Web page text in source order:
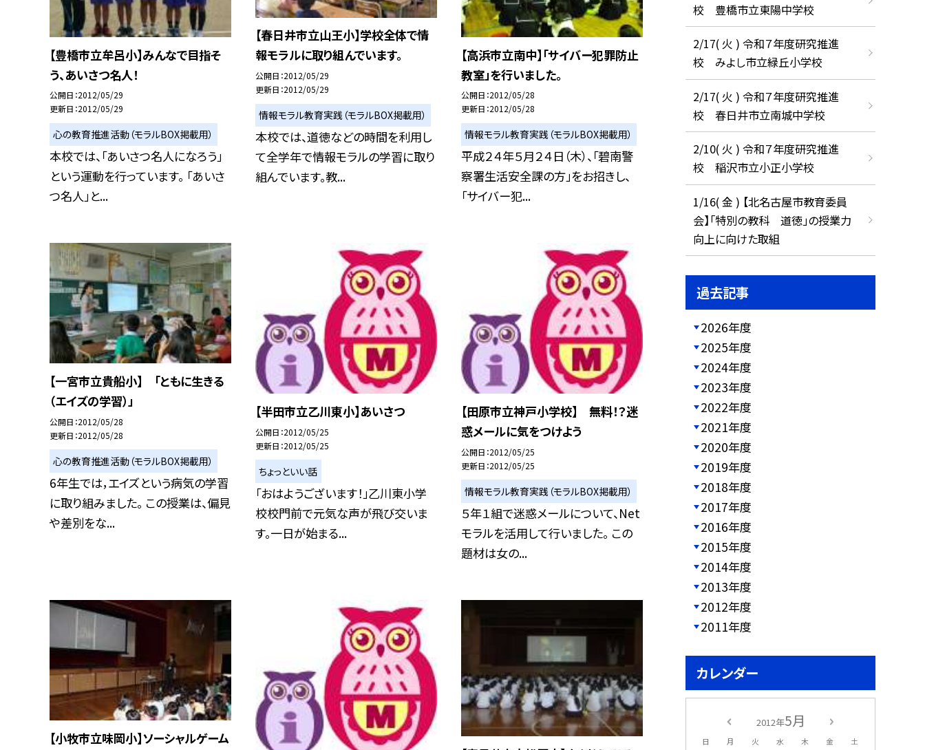
【豊橋市立牟呂小】みんなで目指そ
う、あいさつ名人！
公開日 2012/05/29
更新日 2012/05/29
心の教育推進活動（モラルBOX掲載用）
本校では、「あいさつ名人になろう」
という運動を行っています。 「あいさ
つ名人」と...
【春日井市立山王小】学校全体で情
報モラルに取り組んでいます。
公開日 2012/05/29
更新日 2012/05/29
情報モラル教育実践（モラルBOX掲載用）
本校では、道徳などの時間を利用し
て全学年で情報モラルの学習に取り
組んでいます。教...
【高浜市立南中】「サイバー犯罪防止
教室」を行いました。
公開日 2012/05/28
更新日 2012/05/28
情報モラル教育実践（モラルBOX掲載用）
平成２４年５月２４日（木）、「碧南警
察署生活安全課の方」をお招きし、
「サイバー犯...
【一宮市立貴船小】 「ともに生きる
（エイズの学習）」
公開日 2012/05/28
更新日 2012/05/28
心の教育推進活動（モラルBOX掲載用）
6年生では，エイズという病気の学習
に取り組みました。 この授業は、偏見
や差別をな...
【半田市立乙川東小】あいさつ
公開日 2012/05/25
更新日 2012/05/25
ちょっといい話
「おはようございます！」乙川東小学
校校門前で元気な声が飛び交いま
す。一日が始まる...
【田原市立神戸小学校】 無料！？迷
惑メールに気をつけよう
公開日 2012/05/25
更新日 2012/05/25
情報モラル教育実践（モラルBOX掲載用）
５年１組で迷惑メールについて、Net
モラルを活用して行いました。 この
題材は女の...
【小牧市立味岡小】ソーシャルゲーム
校 豊橋市立東陽中学校
2/17( 火 ) 令和７年度研究推進
校 みよし市立緑丘小学校
2/17( 火 ) 令和７年度研究推進
校 春日井市立南城中学校
2/10( 火 ) 令和７年度研究推進
校 稲沢市立小正小学校
1/16( 金 ) 【北名古屋市教育委員
会】「特別の教科 道徳」の授業力
向上に向けた取組
過去記事
2026年度
2025年度
2024年度
2023年度
2022年度
2021年度
2020年度
2019年度
2018年度
2017年度
2016年度
2015年度
2014年度
2013年度
2012年度
2011年度
カレンダー
2012年5月
日 月 火 水 木 金 土